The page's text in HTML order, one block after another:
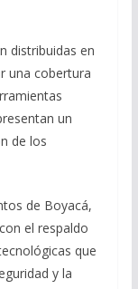
distribuidas en
una cobertura
un
de los
de Boyacá,
el respaldo
que
y la